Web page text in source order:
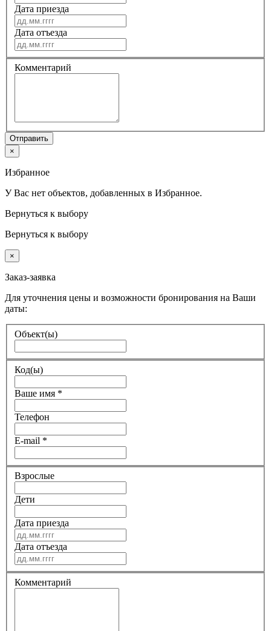
Дата приезда
Дата отъезда
Комментарий
Отправить
×
Избранное
У Вас нет объектов, добавленных в Избранное.
Вернуться к выбору
Вернуться к выбору
×
Заказ-заявка
Для уточнения цены и возможности бронирования на Ваши
даты:
Объект(ы)
Код(ы)
Ваше имя *
Телефон
E-mail *
Взрослые
Дети
Дата приезда
Дата отъезда
Комментарий